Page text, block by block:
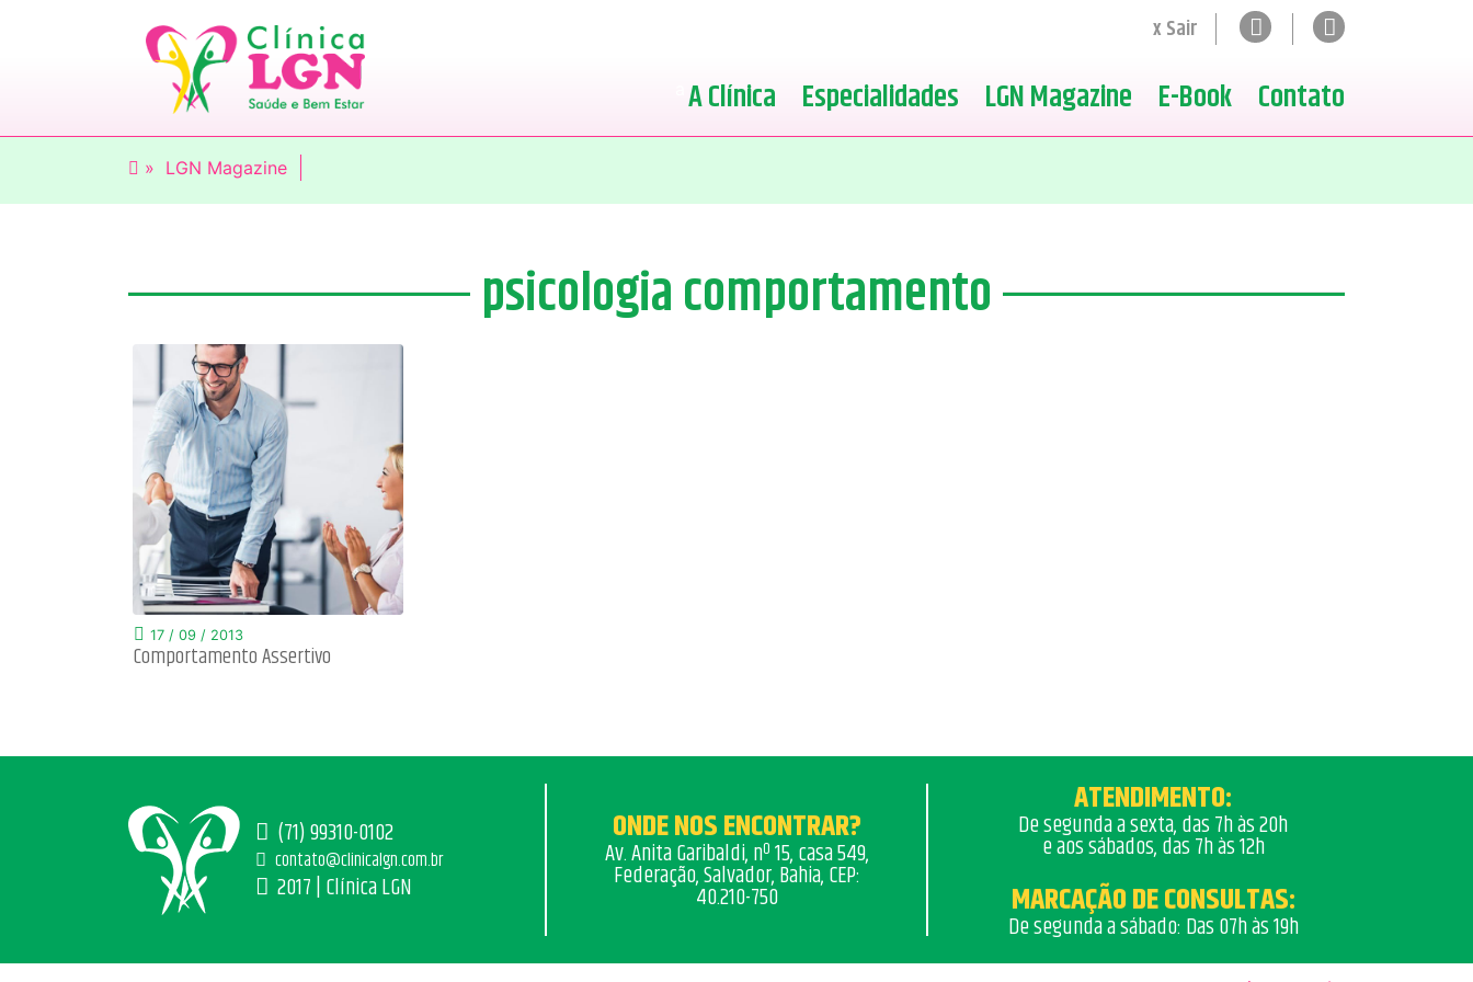
x Sair
A Clínica Especialidades LGN Magazine E-Book Contato
» LGN Magazine
psicologia comportamento
17 / 09 / 2013
Comportamento Assertivo
(71) 99310-0102
contato@clinicalgn.com.br
2017 | Clínica LGN
ONDE NOS ENCONTRAR?
Av. Anita Garibaldi, nº 15, casa 549,
Federação, Salvador, Bahia, CEP:
40.210-750
ATENDIMENTO:
De segunda a sexta, das 7h às 20h
e aos sábados, das 7h às 12h
MARCAÇÃO DE CONSULTAS:
De segunda a sábado: Das 07h às 19h